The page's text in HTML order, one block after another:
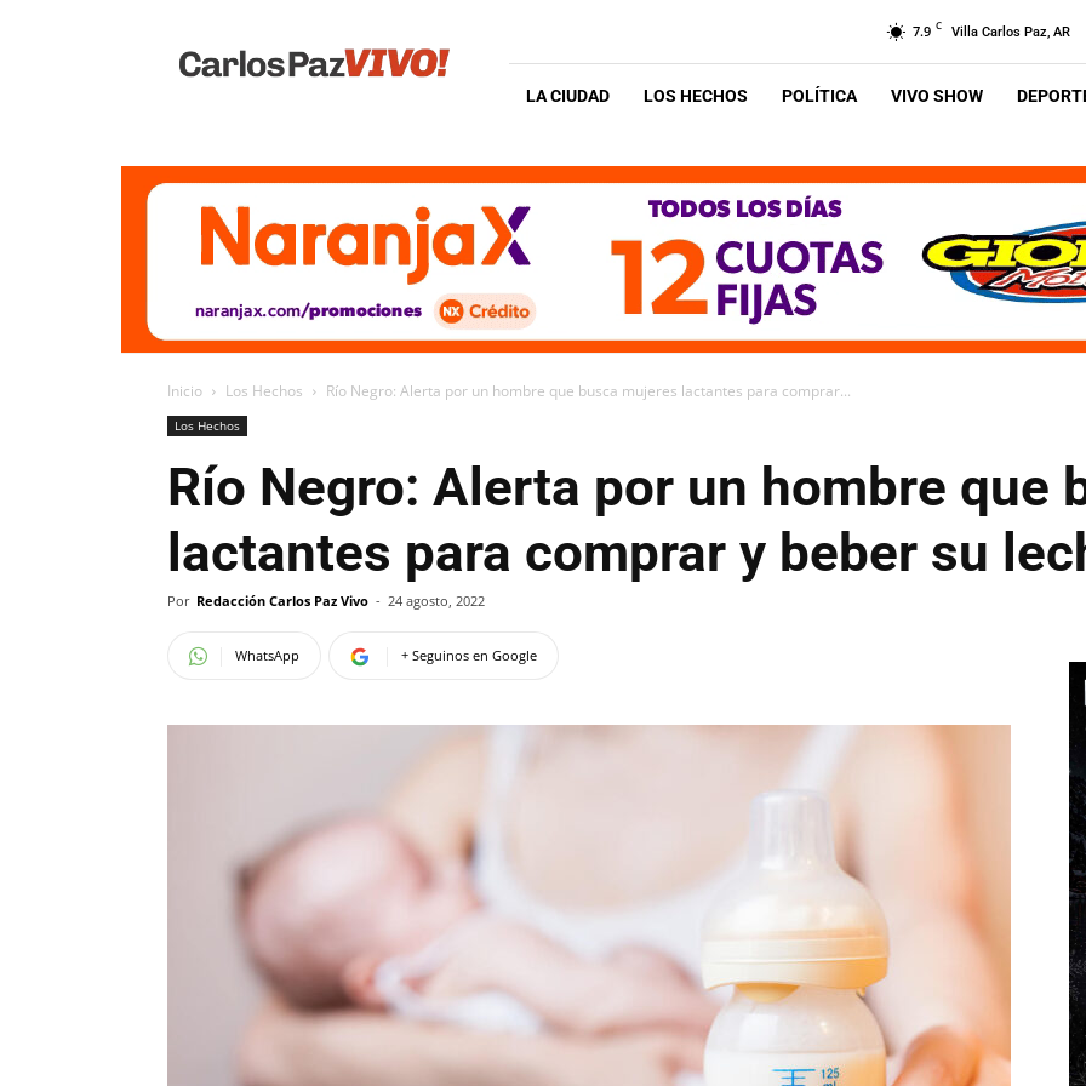
Vivo
7.9 C Villa Carlos Paz, AR
LA CIUDAD LOS HECHOS POLÍTICA VIVO SHOW
Inicio Los Hechos Río Negro: Alerta por un hombre que busca mujeres lactantes para comprar...
Los Hechos
Río Negro: Alerta por un hombre que
lactantes para comprar y beber su
Por Redacción Carlos Paz Vivo - 24 agosto, 2022
WhatsApp + Seguinos en Google